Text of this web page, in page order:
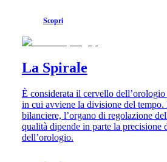
personalità
Sport
e
partnership
how
Notizie
e
storie
Lavora
con
Scopri
La Spirale
È considerata il cervello
in cui avviene la divisione del tempo.
bilanciere, l’organo di regolazione
qualità dipende in parte la precisione
dell’orologio.